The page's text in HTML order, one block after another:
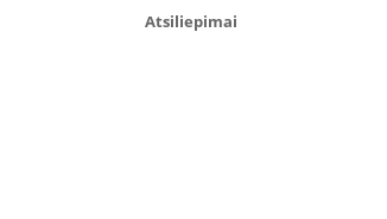
Atsiliepimai